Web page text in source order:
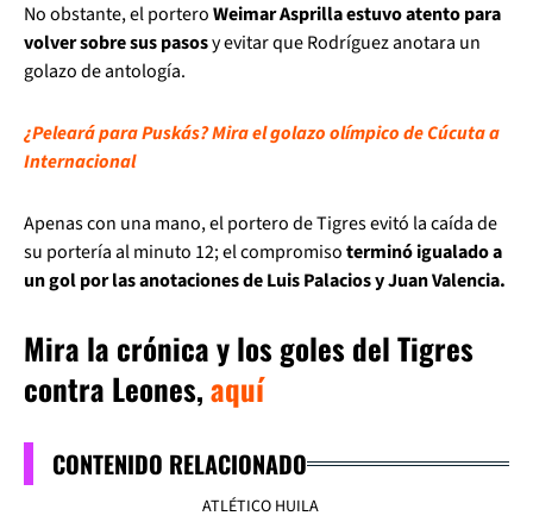
No obstante, el porteroWeimar Asprilla estuvo atento para
volver sobre sus pasosy evitar que Rodríguez anotara un
golazo de antología.
¿Peleará para Puskás? Mira el golazo olímpico de Cúcuta a
Internacional
Apenas con una mano, el portero de Tigres evitó la caída de
su portería al minuto 12; el compromisoterminó igualado a
un gol por las anotaciones de Luis Palacios y Juan Valencia.
Mira la crónica y los goles del Tigres
contra Leones,aquí
CONTENIDO RELACIONADO
ATLÉTICO HUILA